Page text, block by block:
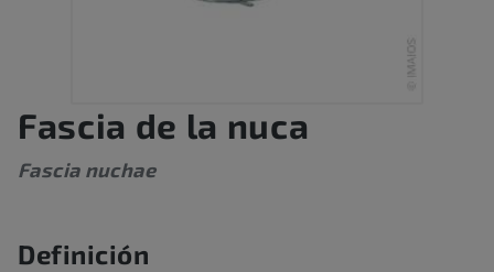
Fascia de la nuca
Fascia nuchae
Definición